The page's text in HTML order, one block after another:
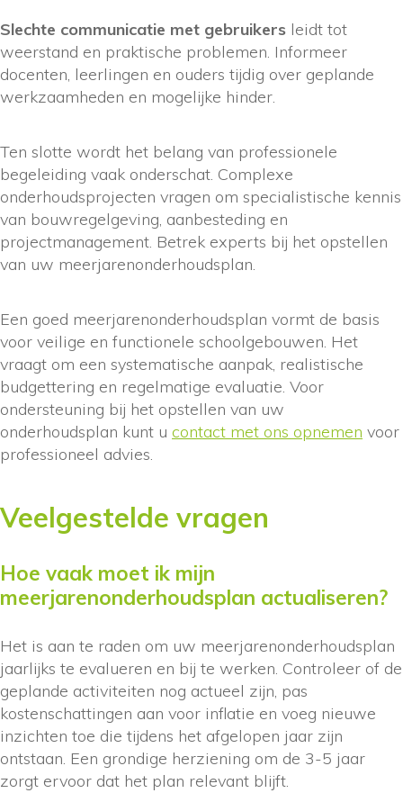
Slechte communicatie met gebruikers leidt tot
weerstand en praktische problemen. Informeer
docenten, leerlingen en ouders tijdig over geplande
werkzaamheden en mogelijke hinder.
Ten slotte wordt het belang van professionele
begeleiding vaak onderschat. Complexe
onderhoudsprojecten vragen om specialistische kennis
van bouwregelgeving, aanbesteding en
projectmanagement. Betrek experts bij het opstellen
van uw meerjarenonderhoudsplan.
Een goed meerjarenonderhoudsplan vormt de basis
voor veilige en functionele schoolgebouwen. Het
vraagt om een systematische aanpak, realistische
budgettering en regelmatige evaluatie. Voor
ondersteuning bij het opstellen van uw
onderhoudsplan kunt u contact met ons opnemen voor
professioneel advies.
Veelgestelde vragen
Hoe vaak moet ik mijn
meerjarenonderhoudsplan actualiseren?
Het is aan te raden om uw meerjarenonderhoudsplan
jaarlijks te evalueren en bij te werken. Controleer of de
geplande activiteiten nog actueel zijn, pas
kostenschattingen aan voor inflatie en voeg nieuwe
inzichten toe die tijdens het afgelopen jaar zijn
ontstaan. Een grondige herziening om de 3-5 jaar
zorgt ervoor dat het plan relevant blijft.